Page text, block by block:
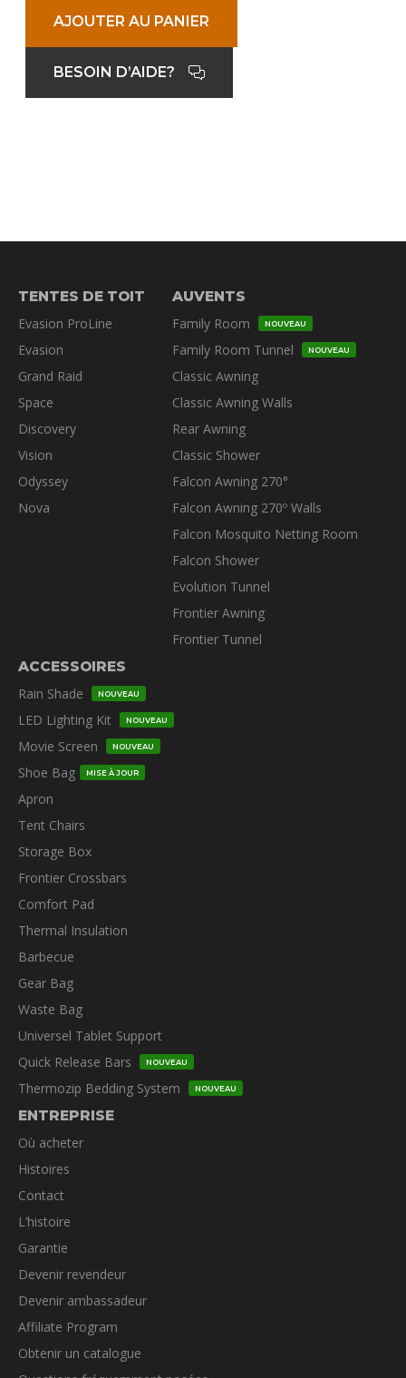
AJOUTER AU PANIER
BESOIN D’AIDE?
TENTES DE TOIT
Evasion ProLine
Evasion
Grand Raid
Space
Discovery
Vision
Odyssey
Nova
AUVENTS
Family Room
NOUVEAU
Family Room Tunnel NOUVEAU
Classic Awning
Classic Awning Walls
Rear Awning
Classic Shower
Falcon Awning 270°
Falcon Awning 270º Walls
Falcon Mosquito Netting Room
Falcon Shower
Evolution Tunnel
Frontier Awning
Frontier Tunnel
ACCESSOIRES
Rain Shade
NOUVEAU
LED Lighting Kit NOUVEAU
Movie Screen NOUVEAU
Shoe Bag MISE À JOUR
Apron
Tent Chairs
Storage Box
Frontier Crossbars
Comfort Pad
Thermal Insulation
Barbecue
Gear Bag
Waste Bag
Universel Tablet Support
Quick Release Bars
NOUVEAU
Thermozip Bedding System NOUVEAU
ENTREPRISE
Où acheter
Histoires
Contact
L’histoire
Garantie
Devenir revendeur
Devenir ambassadeur
Affiliate Program
Obtenir un catalogue